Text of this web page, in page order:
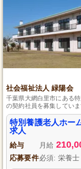
社会福祉法人 緑陽会
千葉県大網白里市にある
の契約社員を募集してい
活の質を向上させるため
方も歓迎し、研修とサポ
り、長期的に安定した働
と経験を活かし、社会に
特別養護老人ホー
求人
給与 月給
応募要件必須: 栄養士